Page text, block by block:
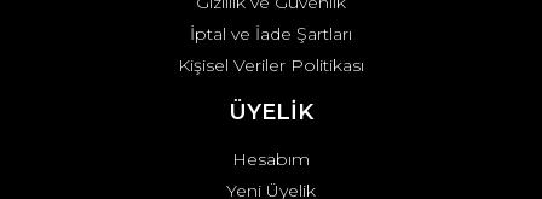
İptal ve İade Şartları
Kişisel Veriler Politikası
ÜYELİK
Hesabım
Yeni Üyelik